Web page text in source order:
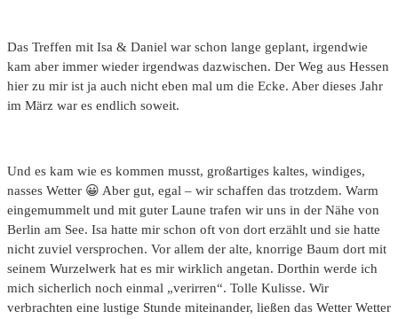
Das Treffen mit Isa & Daniel war schon lange geplant, irgendwie
kam aber immer wieder irgendwas dazwischen. Der Weg aus Hessen
hier zu mir ist ja auch nicht eben mal um die Ecke. Aber dieses Jahr
im März war es endlich soweit.
Und es kam wie es kommen musst, großartiges kaltes, windiges,
nasses Wetter 😀 Aber gut, egal – wir schaffen das trotzdem. Warm
eingemummelt und mit guter Laune trafen wir uns in der Nähe von
Berlin am See. Isa hatte mir schon oft von dort erzählt und sie hatte
nicht zuviel versprochen. Vor allem der alte, knorrige Baum dort mit
seinem Wurzelwerk hat es mir wirklich angetan. Dorthin werde ich
mich sicherlich noch einmal „verirren“. Tolle Kulisse. Wir
verbrachten eine lustige Stunde miteinander, ließen das Wetter Wetter